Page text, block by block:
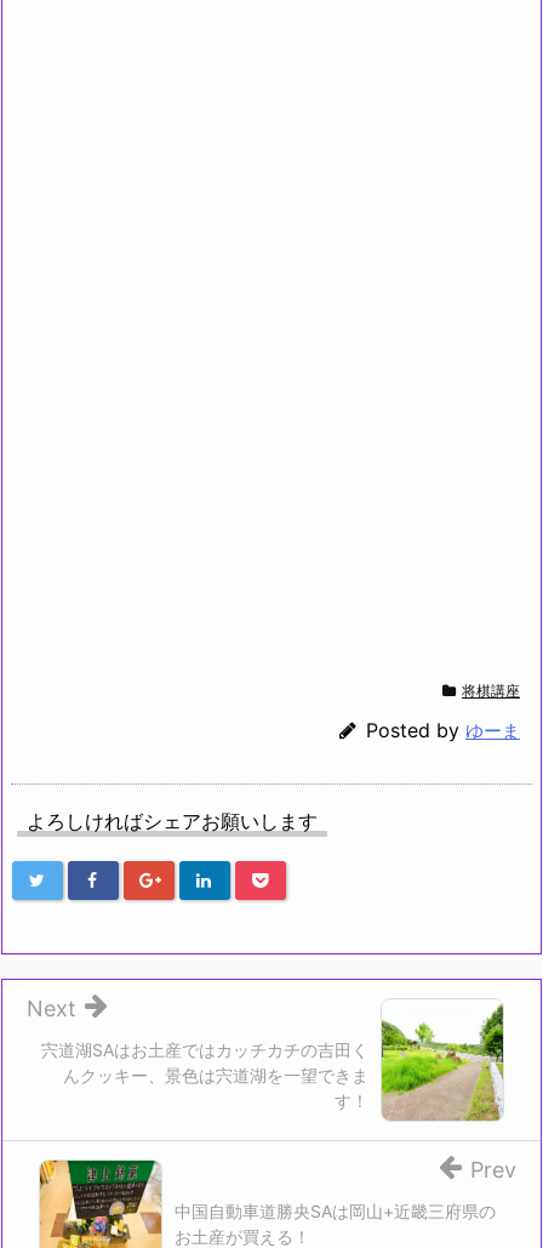
将棋講座
Posted by ゆーま
よろしければシェアお願いします
宍道湖SAはお土産ではカッチカチの吉田く
んクッキー、景色は宍道湖を一望できま
す！
Next
中国自動車道勝央SAは岡山+近畿三府県の
お土産が買える！
Prev